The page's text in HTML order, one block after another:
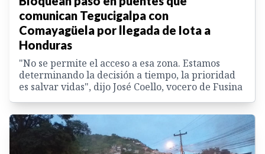
comunican Tegucigalpa con
Comayagüela por llegada de Iota a
Honduras
"No se permite el acceso a esa zona. Estamos
determinando la decisión a tiempo, la prioridad
es salvar vidas", dijo José Coello, vocero de Fusina